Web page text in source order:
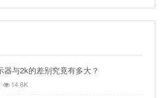
器与2k的差别究竟有多大？
14.6K